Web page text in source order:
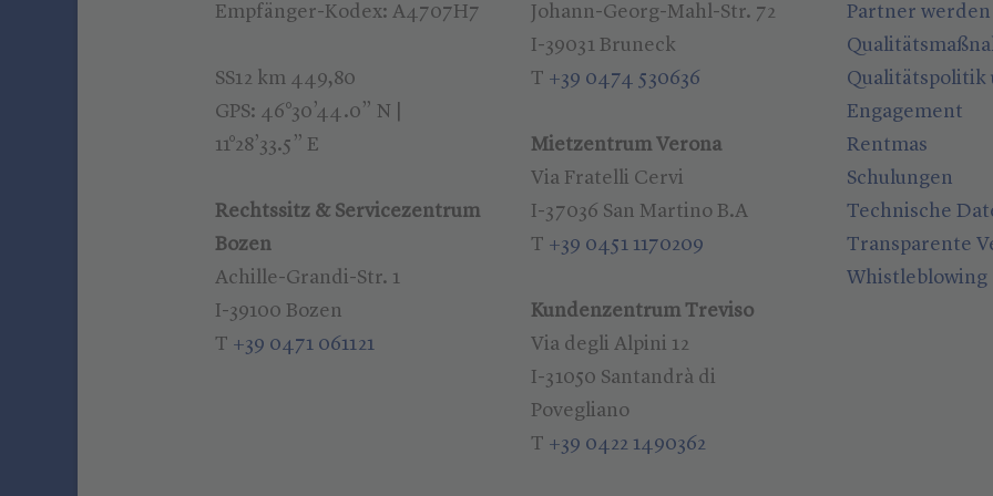
Empfänger-Kodex: A4707H7
SS12 km 449,80
GPS: 46°30’44.0” N |
11°28’33.5” E
Rechtssitz & Servicezentrum
Bozen
Achille-Grandi-Str. 1
I-39100 Bozen
T +39 0471 061121
Johann-Georg-Mahl-Str. 72
I-39031 Bruneck
T +39 0474 530636
Mietzentrum Verona
Via Fratelli Cervi
I-37036 San Martino B.A
T +39 0451 1170209
Kundenzentrum Treviso
Via degli Alpini 12
I-31050 Santandrà di
Povegliano
T +39 0422 1490362
Partner werden
Qualitätspolitik
Engagement
Rentmas
Schulungen
Technische
Transparente
Whistleblowing